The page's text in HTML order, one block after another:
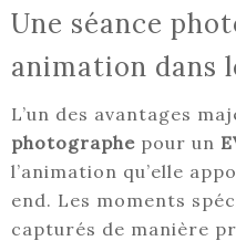
Une séance
animation dans
L’un des avantages
photographe pour un
l’animation qu’elle
end. Les moments
capturés de manière